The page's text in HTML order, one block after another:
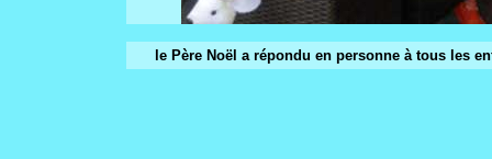
le Père Noël a répondu en personne à tous les